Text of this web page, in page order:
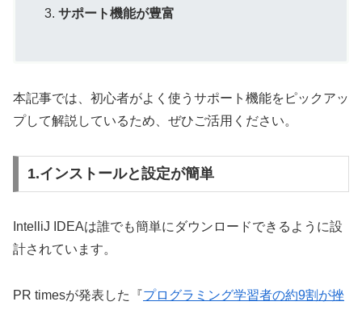
サポート機能が豊富
本記事では、初心者がよく使うサポート機能をピックアッ
プして解説しているため、ぜひご活用ください。
1.インストールと設定が簡単
IntelliJ IDEAは誰でも簡単にダウンロードできるように設
計されています。
PR timesが発表した『プログラミング学習者の約9割が挫